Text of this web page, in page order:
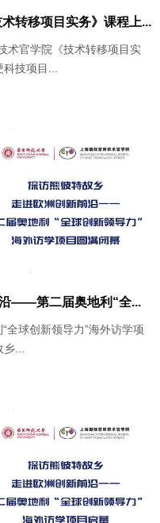
转移项目实务》课程上...
术官学院《技术转移项目实
科技项目...
——第二届奥地利“全...
全球创新领导力”海外访学项
...